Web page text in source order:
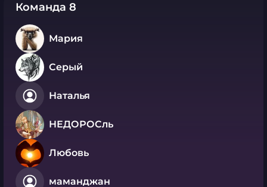
Команда 8
Мария
Серый
Наталья
НЕДОРОСль
Любовь
маманджан